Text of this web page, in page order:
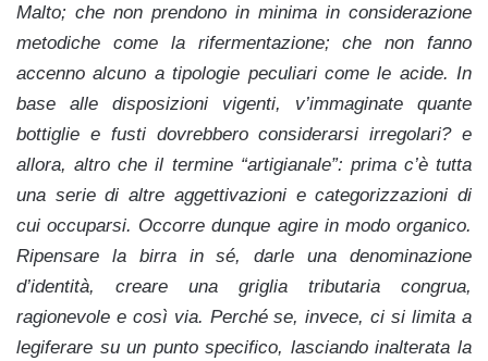
Malto; che non prendono in minima in considerazione
metodiche come la rifermentazione; che non fanno
accenno alcuno a tipologie peculiari come le acide. In
base alle disposizioni vigenti, v’immaginate quante
bottiglie e fusti dovrebbero considerarsi irregolari? e
allora, altro che il termine “artigianale”: prima c’è tutta
una serie di altre aggettivazioni e categorizzazioni di
cui occuparsi. Occorre dunque agire in modo organico.
Ripensare la birra in sé, darle una denominazione
d’identità, creare una griglia tributaria congrua,
ragionevole e così via. Perché se, invece, ci si limita a
legiferare su un punto specifico, lasciando inalterata la